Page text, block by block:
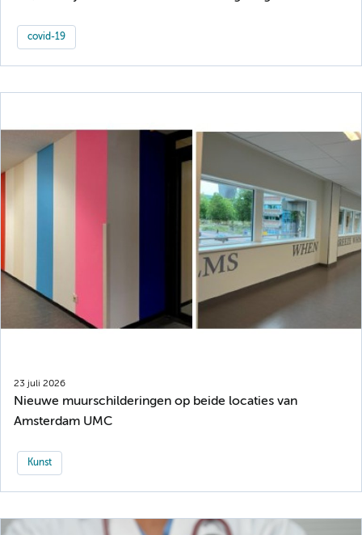
covid-19
23 juli 2026
Nieuwe muurschilderingen op beide locaties van
Amsterdam UMC
Kunst